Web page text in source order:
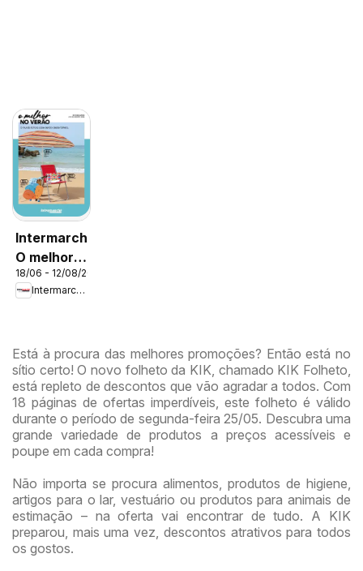
Intermarché
O melhor
no verão
18/06 - 12/08/2026
Intermarché
Está à procura das melhores promoções? Então está no
sítio certo! O novo folheto da KIK, chamado KIK Folheto,
está repleto de descontos que vão agradar a todos. Com
18 páginas de ofertas imperdíveis, este folheto é válido
durante o período de segunda-feira 25/05. Descubra uma
grande variedade de produtos a preços acessíveis e
poupe em cada compra!
Não importa se procura alimentos, produtos de higiene,
artigos para o lar, vestuário ou produtos para animais de
estimação – na oferta vai encontrar de tudo. A KIK
preparou, mais uma vez, descontos atrativos para todos
os gostos.